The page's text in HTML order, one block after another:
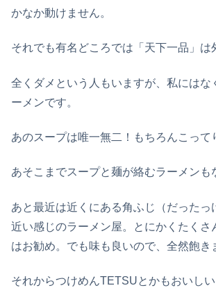
かなか動けません。
それでも有名どころでは「天下一品」は
全くダメという人もいますが、私にはな
ーメンです。
あのスープは唯一無二！もちろんこって
あそこまでスープと麺が絡むラーメンも
あと最近は近くにある角ふじ（だったっ
近い感じのラーメン屋。とにかくたくさ
はお勧め。でも味も良いので、全然飽き
それからつけめんTETSUとかもおいし